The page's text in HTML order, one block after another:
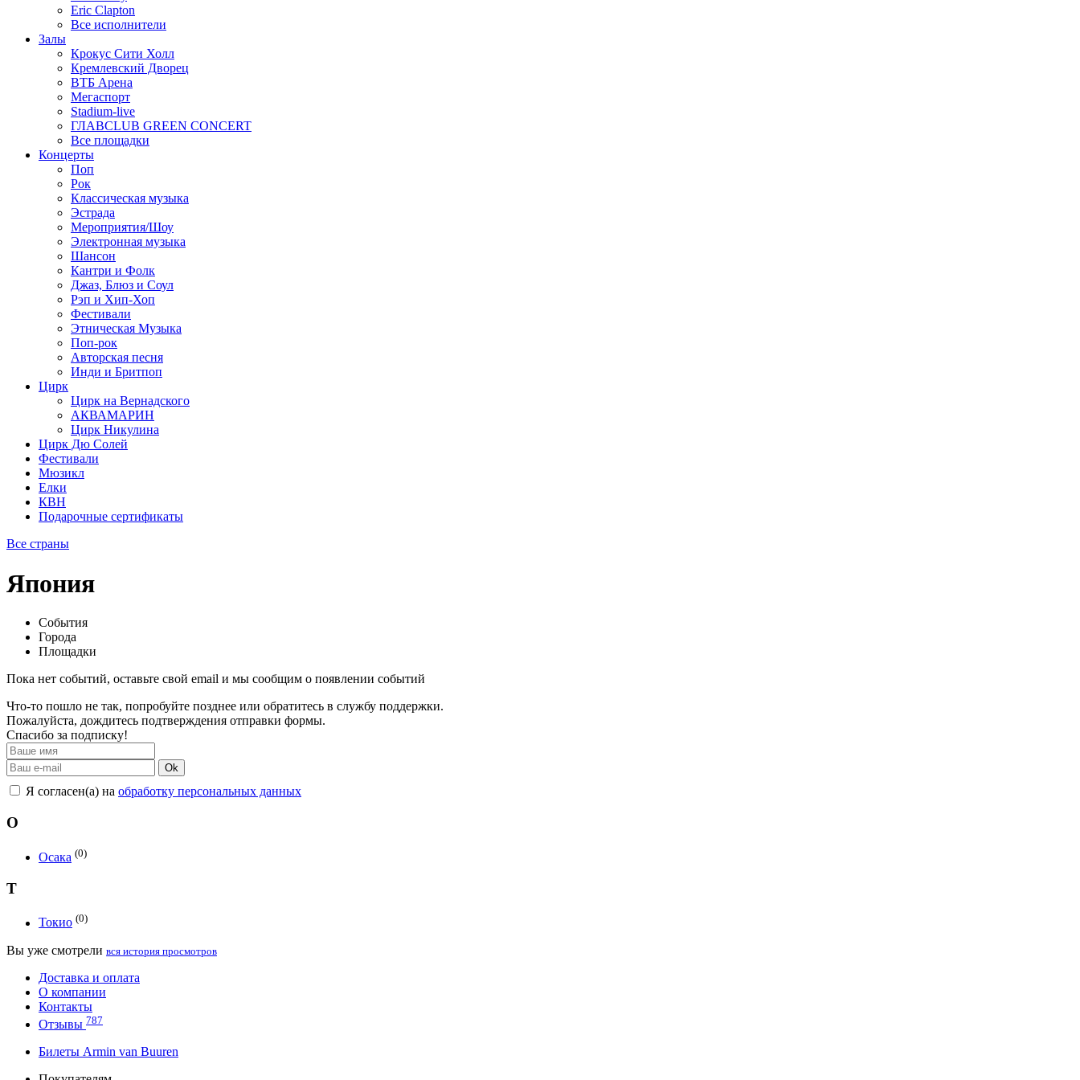
Eric Clapton
Все исполнители
Залы
Крокус Сити Холл
Кремлевский Дворец
ВТБ Арена
Мегаспорт
Stadium-live
ГЛАВCLUB GREEN CONCERT
Все площадки
Концерты
Поп
Рок
Классическая музыка
Эстрада
Мероприятия/Шоу
Электронная музыка
Шансон
Кантри и Фолк
Джаз, Блюз и Соул
Рэп и Хип-Хоп
Фестивали
Этническая Музыка
Поп-рок
Авторская песня
Инди и Бритпоп
Цирк
Цирк на Вернадского
АКВАМАРИН
Цирк Никулина
Цирк Дю Солей
Фестивали
Мюзикл
Елки
КВН
Подарочные сертификаты
Все страны
Япония
События
Города
Площадки
Пока нет событий, оставьте свой email и мы сообщим о появлении событий
Что-то пошло не так, попробуйте позднее или обратитесь в службу поддержки.
Пожалуйста, дождитесь подтверждения отправки формы.
Спасибо за подписку!
Ok
Я согласен(а) на обработку персональных данных
О
Осака (0)
Т
Токио (0)
Вы уже смотрели вся история просмотров
Доставка и оплата
О компании
Контакты
Отзывы 787
Билеты Armin van Buuren